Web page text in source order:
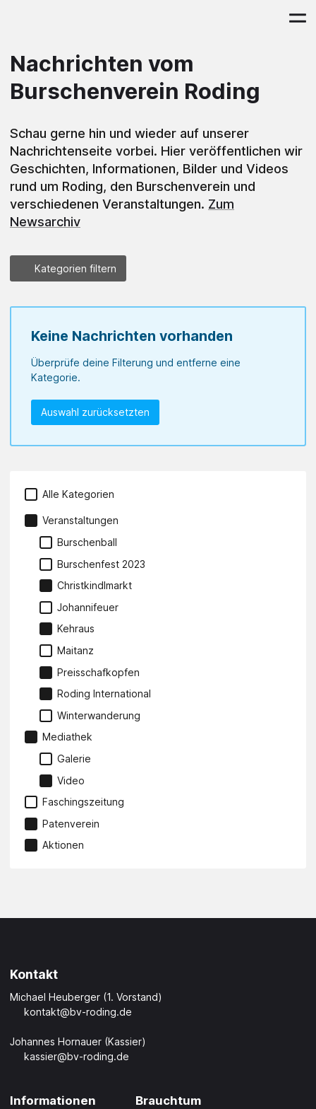
Nachrichten vom
Burschenverein Roding
Schau gerne hin und wieder auf unserer
Nachrichtenseite vorbei. Hier veröffentlichen wir
Geschichten, Informationen, Bilder und Videos
rund um Roding, den Burschenverein und
verschiedenen Veranstaltungen. Zum
Newsarchiv
Kategorien filtern
Keine Nachrichten vorhanden
Überprüfe deine Filterung und entferne eine
Kategorie.
Auswahl zurücksetzten
Alle Kategorien
Veranstaltungen
Burschenball
Burschenfest 2023
Christkindlmarkt
Johannifeuer
Kehraus
Maitanz
Preisschafkopfen
Roding International
Winterwanderung
Mediathek
Galerie
Video
Faschingszeitung
Patenverein
Aktionen
Kontakt
Michael Heuberger (1. Vorstand)
kontakt@bv-roding.de
Johannes Hornauer (Kassier)
kassier@bv-roding.de
Informationen Brauchtum